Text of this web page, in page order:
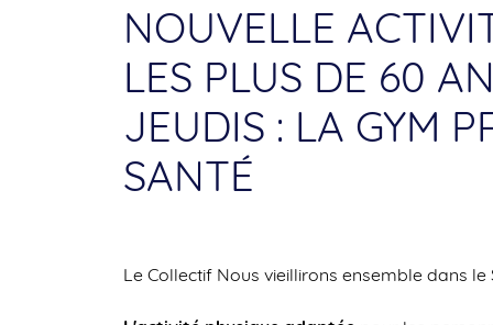
NOUVELLE
LES PLUS DE 60
JEUDIS : LA GYM
SANTÉ
Le Collectif Nous vieillirons ensemble dans